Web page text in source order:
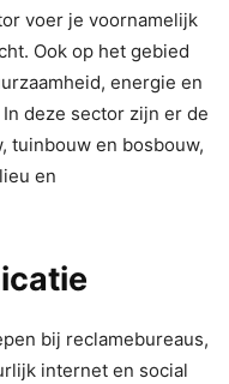
voer je voornamelijk
Ook op het gebied
energie en
deze sector zijn er de
tuinbouw en bosbouw,
en
bij reclamebureaus,
internet en social